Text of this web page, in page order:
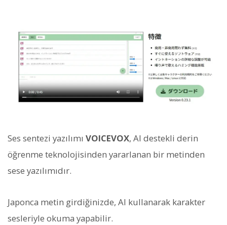
Ses sentezi yazılımı VOICEVOX, AI destekli derin
öğrenme teknolojisinden yararlanan bir metinden
sese yazılımıdır.
Japonca metin girdiğinizde, AI kullanarak karakter
sesleriyle okuma yapabilir.